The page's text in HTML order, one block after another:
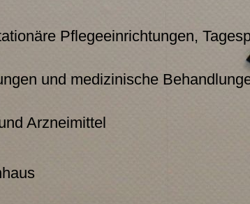
Pflegeeinrichtungen,
und medizinische
Arzneimittel